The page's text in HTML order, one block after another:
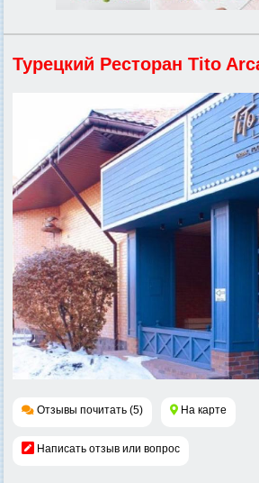
Турецкий Ресторан Tito
Отзывы почитать (5) На карте
Написать отзыв или вопрос